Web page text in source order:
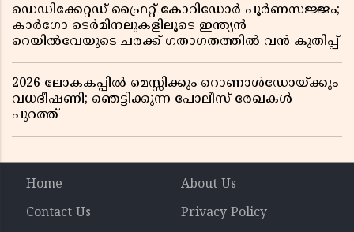
ഡെഡിക്കേറ്റഡ് ഫ്രൈറ്റ് കോറിഡോർ പൂർണസജ്ജം;
കാർഗോ ടെർമിനലുകളിലൂടെ ഇന്ത്യൻ
റെയിൽവേയുടെ ചരക്ക് ഗതാഗതത്തിൽ വൻ കുതിപ്പ്
2026 ലോകകപ്പിൽ മെസ്സിക്കും റൊണാൾഡോയ്ക്കും
വധഭീഷണി; ഞെട്ടിക്കുന്ന പോലീസ് രേഖകൾ
പുറത്ത്
Home
About Us
Contact Us
Privacy Policy